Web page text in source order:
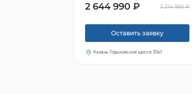
2 644 990 ₽ 3 214 990 ₽
Оставить заявку
Казань Горьковское шоссе 30к1